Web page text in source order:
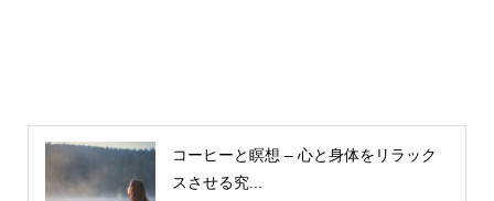
コーヒーと瞑想 – 心と身体をリラック
スさせる究...